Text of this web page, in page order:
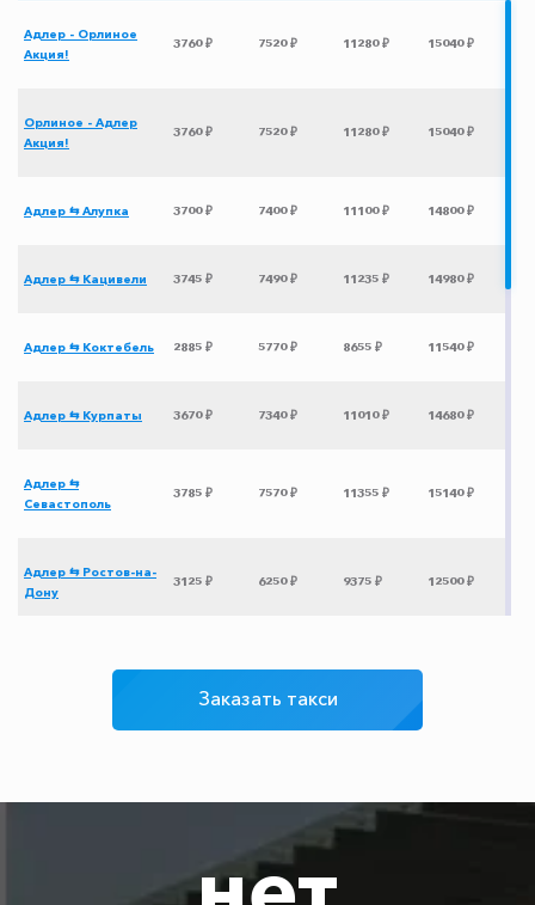
Адлер - Орлиное
Акция!
3760 ₽ 7520 ₽ 11280 ₽ 15040 ₽
Орлиное - Адлер
Акция!
3760 ₽ 7520 ₽ 11280 ₽ 15040 ₽
Адлер ⇆ Алупка 3700 ₽ 7400 ₽ 11100 ₽ 14800 ₽
Адлер ⇆ Кацивели 3745 ₽ 7490 ₽ 11235 ₽ 14980 ₽
Адлер ⇆ Коктебель 2885 ₽ 5770 ₽ 8655 ₽ 11540 ₽
Адлер ⇆ Курпаты 3670 ₽ 7340 ₽ 11010 ₽ 14680 ₽
Адлер ⇆
Севастополь
3785 ₽ 7570 ₽ 11355 ₽ 15140 ₽
Адлер ⇆ Ростов-на-
Дону
3125 ₽ 6250 ₽ 9375 ₽ 12500 ₽
Адлер ⇆ Пересыпь 2055 ₽ 4110 ₽ 6165 ₽
6200 ₽
Заказать такси